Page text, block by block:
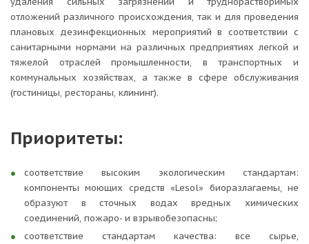
отложений различного происхождения, так и для проведения
плановых дезинфекционных мероприятий в соответствии с
санитарными нормами на различных предприятиях легкой и
тяжелой отраслей промышленности, в транспортных и
коммунальных хозяйствах, а также в сфере обслуживания
(гостиницы, рестораны, клининг).
Приоритеты:
соответствие высоким экологическим стандартам:
компоненты моющих средств «Lesol» биоразлагаемы, не
образуют в сточных водах вредных химических
соединений, пожаро- и взрывобезопасны;
соответствие стандартам качества: все сырье,